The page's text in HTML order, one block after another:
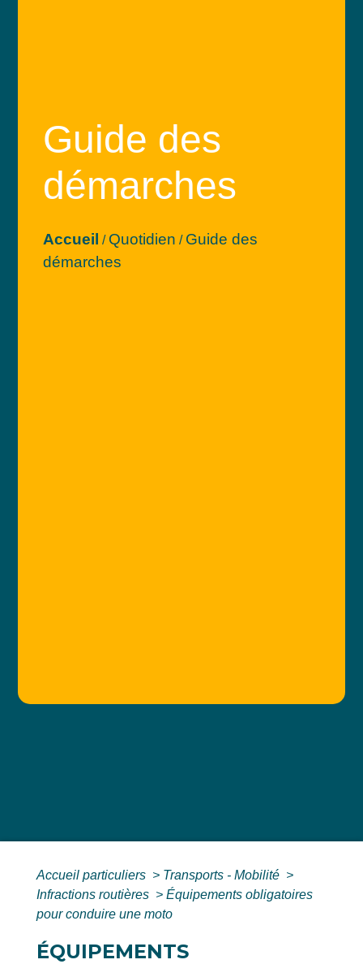
Guide des
démarches
Accueil / Quotidien / Guide des
démarches
Accueil particuliers > Transports - Mobilité >
Infractions routières > Équipements obligatoires
pour conduire une moto
ÉQUIPEMENTS